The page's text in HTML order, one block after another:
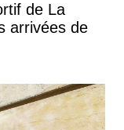
de La
arrivées de